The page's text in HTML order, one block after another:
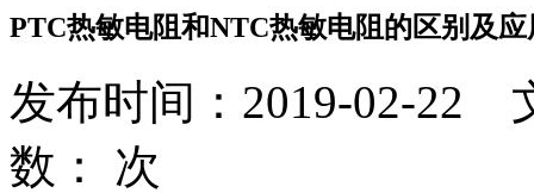
PTC热敏电阻和NTC热敏电阻的区别及应
发布时间：2019-02-22
数： 次